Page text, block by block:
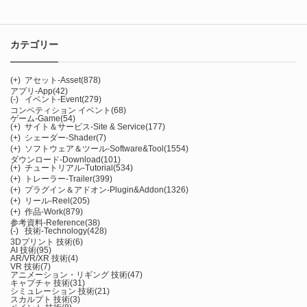
カテゴリー
(+) アセット-Asset(878)
アプリ-App(42)
(-)
イベント-Event(279)
コンペティション イベント (68)
ゲーム-Game(54)
(+) サイト＆サービス-Site & Service(177)
(+) シェーダー-Shader(7)
(+) ソフトウェア＆ツール-Software&Tool(1554)
ダウンロード-Download(101)
(+) チュートリアル-Tutorial(534)
(+)
トレーラー-Trailer(399)
(+) プラグイン＆アドオン-Plugin&Addon(1326)
(+) リール-Reel(205)
(+) 作品-Work(879)
参考資料-Reference(38)
(-)
技術-Technology(428)
3Dプリント 技術(6)
AI 技術(95)
AR/VR/XR 技術(4)
VR 技術(7)
アニメーション・リギング 技術(47)
キャプチャ 技術(31)
シミュレーション 技術(21)
スカルプト 技術(3)